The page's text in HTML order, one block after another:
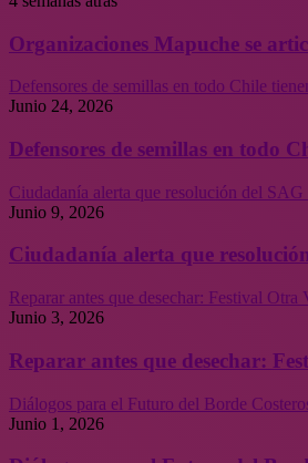
Organizaciones Mapuche se
Defensores de semillas en todo Chile
Junio 24, 2026
Defensores de semillas en todo
Ciudadanía alerta que resolución del
Junio 9, 2026
Ciudadanía alerta que
Reparar antes que desechar: Festival
Junio 3, 2026
Reparar antes que desechar:
Diálogos para el Futuro del Borde
Junio 1, 2026